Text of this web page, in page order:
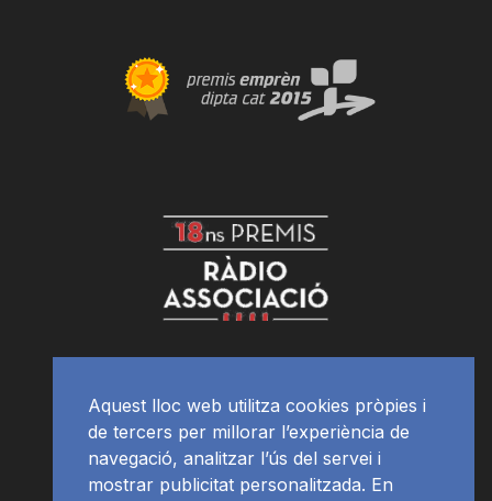
Aquest lloc web utilitza cookies pròpies i
de tercers per millorar l’experiència de
navegació, analitzar l’ús del servei i
mostrar publicitat personalitzada. En